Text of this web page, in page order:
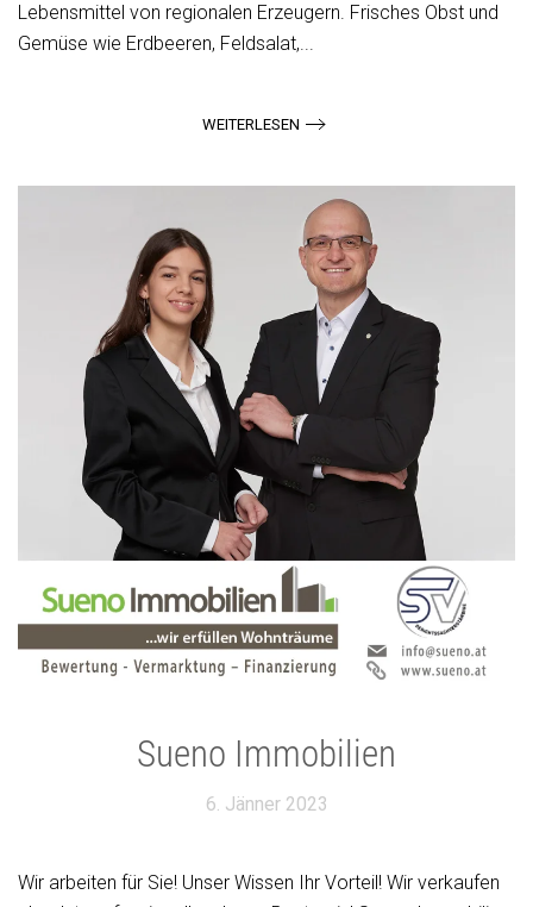
Lebensmittel von regionalen Erzeugern. Frisches Obst und
Gemüse wie Erdbeeren, Feldsalat,...
WEITERLESEN
Sueno Immobilien
6. Jänner 2023
Wir arbeiten für Sie! Unser Wissen Ihr Vorteil! Wir verkaufen